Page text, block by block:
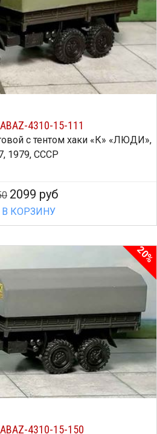
4310-15-111
с тентом хаки «К» «ЛЮДИ»,
1979, СССР
2099 руб
КОРЗИНУ
4310-15-150
20%